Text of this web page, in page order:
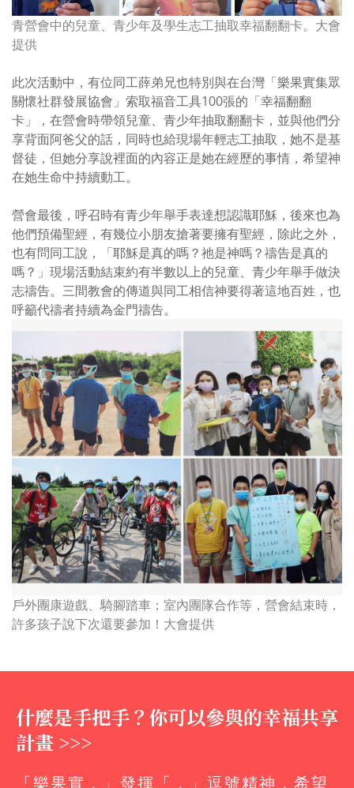
青營會中的兒童、青少年及學生志工抽取幸福翻翻卡。大會
提供
此次活動中，有位同工薛弟兄也特別與在台灣「樂果實集眾
關懷社群發展協會」索取福音工具100張的「幸福翻翻
卡」，在營會時帶領兒童、青少年抽取翻翻卡，並與他們分
享背面阿爸父的話，同時也給現場年輕志工抽取，她不是基
督徒，但她分享說裡面的內容正是她在經歷的事情，希望神
在她生命中持續動工。
營會最後，呼召時有青少年舉手表達想認識耶穌，後來也為
他們預備聖經，有幾位小朋友搶著要擁有聖經，除此之外，
也有問同工說，「耶穌是真的嗎？祂是神嗎？禱告是真的
嗎？」現場活動結束約有半數以上的兒童、青少年舉手做決
志禱告。三間教會的傳道與同工相信神要得著這地百姓，也
呼籲代禱者持續為金門禱告。
戶外團康遊戲、騎腳踏車；室內團隊合作等，營會結束時，
許多孩子說下次還要參加！大會提供
什麼是手把手？你可以參與的幸福共享
計畫 >>>
「樂果實，」發揮「，」逗號精神，希望